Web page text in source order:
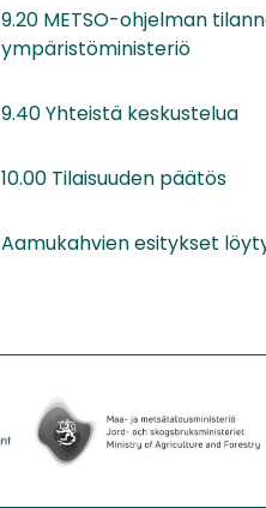
9.20 METSO-ohjelman
ympäristöministeriö
9.40 Yhteistä keskustelua
10.00 Tilaisuuden päätös
Aamukahvien esitykset